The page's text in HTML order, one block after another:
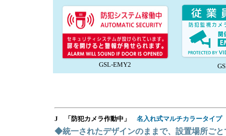
GSL-EMY2
J 「防犯カメラ作動中」 名入れ式マルチカラータイプ
◆統一されたデザインのままで、設置場所ご